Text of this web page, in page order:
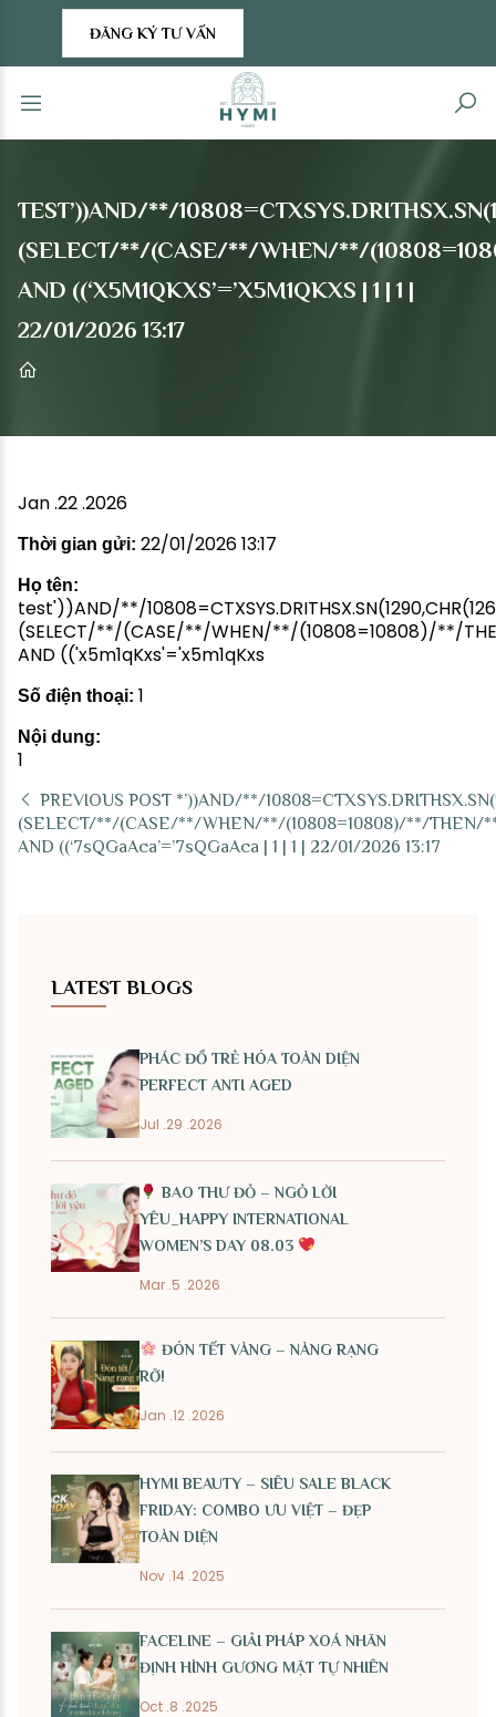
ĐĂNG KÝ TƯ VẤN
TEST’))AND/**/
(SELECT/**/(CASE/**/WHEN/**/
AND ((‘X5M1QKXS’=’X5M1QKXS | 1 | 1 |
22/01/2026 13:17
Jan .22 .2026
Thời gian gửi: 22/01/2026 13:17
Họ tên:
test'))AND/**/
(SELECT/**/(CASE/**/WHEN/**/(10808=10808)/**/
AND (('x5m1qKxs'='x5m1qKxs
Số điện thoại: 1
Nội dung:
1
PREVIOUS POST *’))AND/**/
(SELECT/**/(CASE/**/WHEN/**/(10808=10808)/**/
AND ((‘7sQGaAca’=’7sQGaAca | 1 | 1 | 22/01/2026 13:17
LATEST BLOGS
PHÁC ĐỒ TRẺ HÓA TOÀN DIỆN
PERFECT ANTI AGED
Jul .29 .2026
BAO THƯ ĐỎ – NGỎ LỜI
YÊU_HAPPY INTERNATIONAL
WOMEN’S DAY 08.03
Mar .5 .2026
ĐÓN TẾT VÀNG – NÀNG RẠNG
RỠ!
Jan .12 .2026
HYMI BEAUTY – SIÊU SALE BLACK
FRIDAY: COMBO ƯU VIỆT – ĐẸP
TOÀN DIỆN
Nov .14 .2025
FACELINE – GIẢI PHÁP XOÁ NHĂN
ĐỊNH HÌNH GƯƠNG MẶT TỰ NHIÊN
Oct .8 .2025